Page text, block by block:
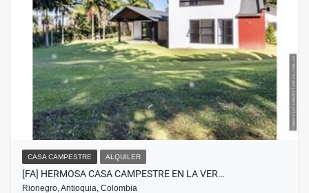
CASA CAMPESTRE ALQUILER
[FA] HERMOSA CASA CAMPESTRE EN LA VER…
Rionegro, Antioquia, Colombia